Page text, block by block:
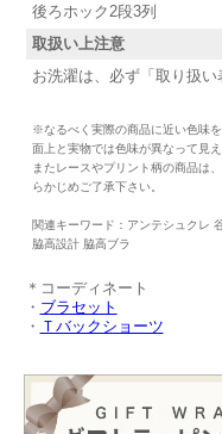
後ろホック2段3列
取扱い上注意
お洗濯は、必ず「取り扱い
※なるべく実際の商品に近い色味
面上と実物では色味が異なって見
またレースやプリント柄の商品は
らかじめご了承下さい。
関連キーワード：アンテシュクレ
脇高設計 脇高ブラ
＊コーディネート
・ ブラセット
・ Ｔバックショーツ